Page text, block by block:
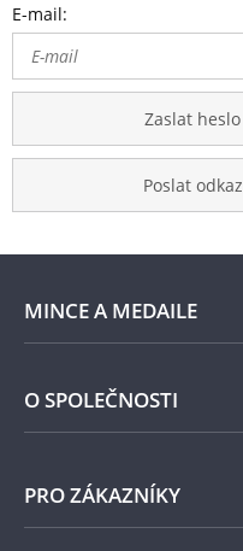
E-mail:
Zaslat heslo
Poslat odkaz
MINCE A MEDAILE
E-shop
Stříbro
O SPOLEČNOSTI
Národní Pokladnice
PRO ZÁKAZNÍKY